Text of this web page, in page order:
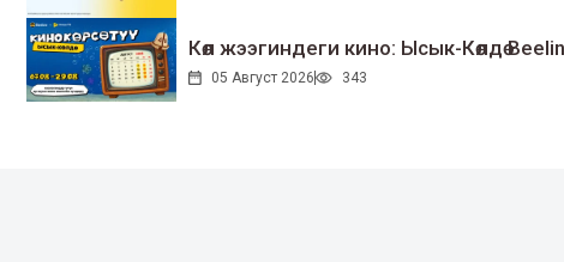
Көл жээгиндеги кино: Ысык-Көлдө
05 Август 2026 343